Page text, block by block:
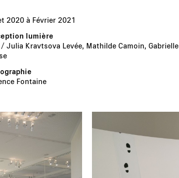
2020 à Février 2021
Julia Kravtsova Levée, Mathilde Camoin, Gabrielle
Fontaine